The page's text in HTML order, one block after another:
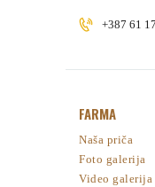
+387 61
FARMA
Naša priča
Foto galerija
Video galerija